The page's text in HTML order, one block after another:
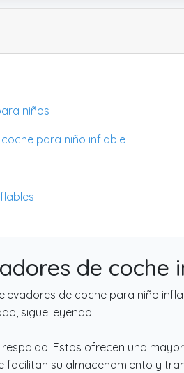
niños
para niño inflable
de coche
de coche para niño
sigue leyendo.
Estos ofrecen una
su almacenamiento y